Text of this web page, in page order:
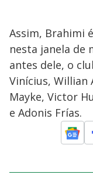
Assim, Brahimi
nesta janela de
antes dele, o
Vinícius, Willian
Mayke, Victor
e Adonis Frías.